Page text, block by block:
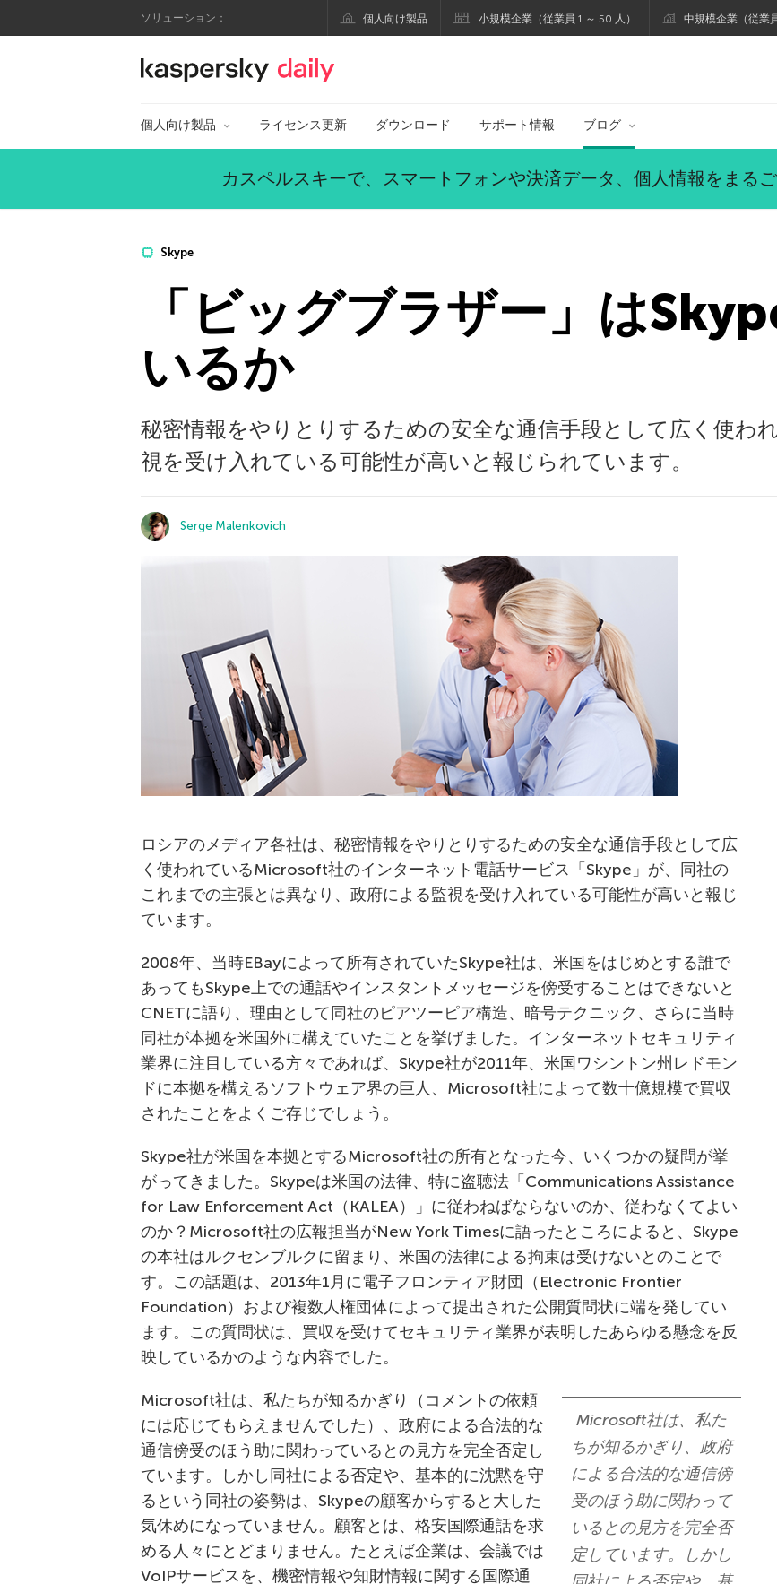
ソリューション： 個人向け製品 小規模企業（従業員 1 ～ 50 人） 中規模企業（従業
カスペルスキー公式ブログ
個人向け製品 ライセンス更新 ダウンロード サポート情報 ブログ
カスペルスキーで、スマートフォンや決済データ、個人情報をまる
Skype
「ビッグブラザー」は
いるか
秘密情報をやりとりするための安全な通信手段として広く使わ
視を受け入れている可能性が高いと報じられています。
Serge Malenkovich
ロシアのメディア各社は、秘密情報をやりとりするための安全な通信手段として広
く使われているMicrosoft社のインターネット電話サービス「Skype」が、同社の
これまでの主張とは異なり、政府による監視を受け入れている可能性が高いと報じ
ています。
2008年、当時EBayによって所有されていたSkype社は、米国をはじめとする誰で
あってもSkype上での通話やインスタントメッセージを傍受することはできないと
CNETに語り、理由として同社のピアツーピア構造、暗号テクニック、さらに当時
同社が本拠を米国外に構えていたことを挙げました。インターネットセキュリティ
業界に注目している方々であれば、Skype社が2011年、米国ワシントン州レドモン
ドに本拠を構えるソフトウェア界の巨人、Microsoft社によって数十億規模で買収
されたことをよくご存じでしょう。
Skype社が米国を本拠とするMicrosoft社の所有となった今、いくつかの疑問が挙
がってきました。Skypeは米国の法律、特に盗聴法「Communications Assistance
for Law Enforcement Act（KALEA）」に従わねばならないのか、従わなくてよい
のか？Microsoft社の広報担当がNew York Timesに語ったところによると、Skype
の本社はルクセンブルクに留まり、米国の法律による拘束は受けないとのことで
す。この話題は、2013年1月に電子フロンティア財団（Electronic Frontier
Foundation）および複数人権団体によって提出された公開質問状に端を発してい
ます。この質問状は、買収を受けてセキュリティ業界が表明したあらゆる懸念を反
映しているかのような内容でした。
Microsoft社は、私た
ちが知るかぎり、政府
による合法的な通信傍
受のほう助に関わって
いるとの見方を完全否
定しています。しかし
Microsoft社は、私たちが知るかぎり（コメントの依頼
には応じてもらえませんでした）、政府による合法的な
通信傍受のほう助に関わっているとの見方を完全否定し
ています。しかし同社による否定や、基本的に沈黙を守
るという同社の姿勢は、Skypeの顧客からすると大した
気休めになっていません。顧客とは、格安国際通話を求
める人々にとどまりません。たとえば企業は、会議では
VoIPサービスを、機密情報や知財情報に関する国際通